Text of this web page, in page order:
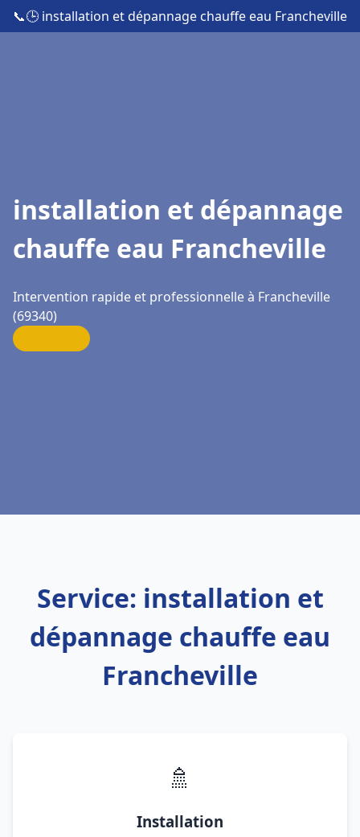
📞🕒 installation et dépannage chauffe eau Francheville
installation et dépannage
chauffe eau Francheville
Intervention rapide et professionnelle à Francheville
(69340)
Service: installation et
dépannage chauffe eau
Francheville
🚿
Installation